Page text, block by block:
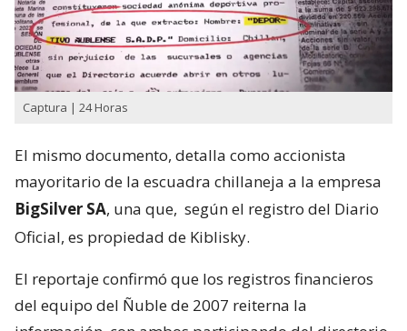
Captura | 24 Horas
El mismo documento, detalla como accionista
mayoritario de la escuadra chillaneja a la empresa
BigSilver SA, una que, según el registro del Diario
Oficial, es propiedad de Kiblisky.
El reportaje confirmó que los registros financieros
del equipo del Ñuble de 2007 reiterna la